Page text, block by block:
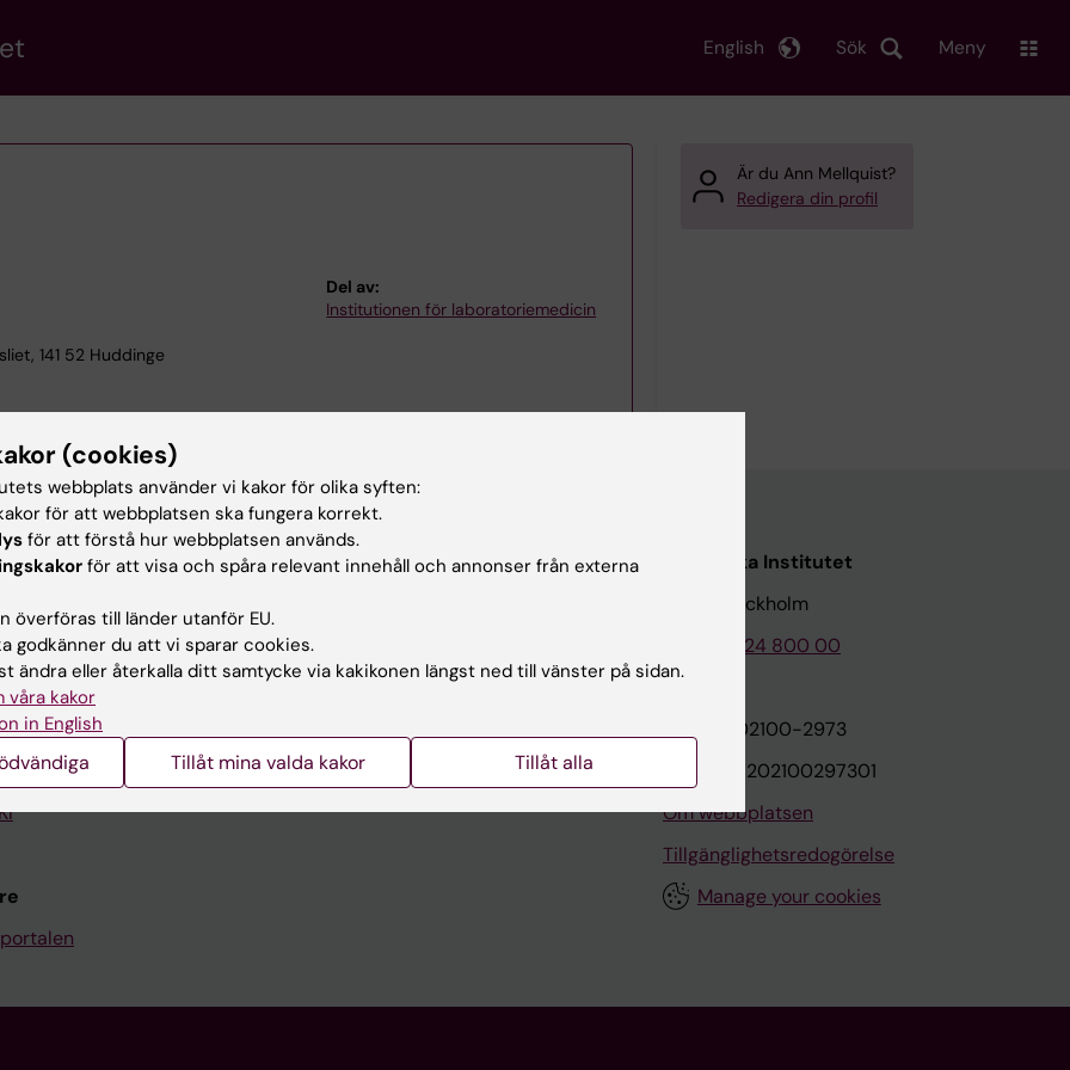
Sök
English Meny
141 52 Huddinge
Del av:
Institutionen för laboratoriemedicin
Är du Ann Mellquist?
Redigera din profil
Kontakta och besök KI
Stöd forskning och utbildning
Kontakta presstjänsten
Karolinska Institutet
171 77 Stockholm
Tel: 08-524 800 00
Org.nr: 202100-2973
VAT.nr: SE202100297301
Om webbplatsen
Tillgänglighetsredogörelse
Manage your cookies
(cookies)
webbplats använder vi kakor för olika syften:
för att webbplatsen ska fungera korrekt.
för att förstå hur webbplatsen används.
för att visa och spåra relevant innehåll och annonser från externa
överföras till länder utanför EU.
godkänner du att vi sparar cookies.
ändra eller återkalla ditt samtycke via kakikonen längst ned till vänster på sidan.
våra kakor
in English
Tillåt mina valda kakor Tillåt alla